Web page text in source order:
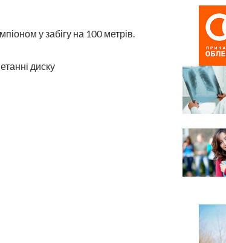
у забігу на 100 метрів.